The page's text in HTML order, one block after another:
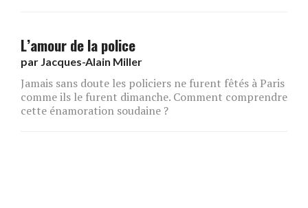
L’amour de la police
par Jacques-Alain Miller
Jamais sans doute les policiers ne furent fêtés à Paris
comme ils le furent dimanche. Comment comprendre
cette énamoration soudaine ?